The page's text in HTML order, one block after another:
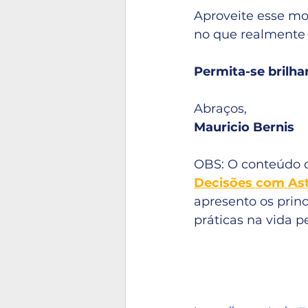
Aproveite esse
no que
Permita-se
Abraços,
Mauricio Bernis
OBS: O
Decisões com
apresento os
práticas na vida